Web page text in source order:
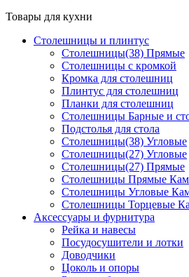
Товары для кухни
Столешницы и плинтус
Столешницы(38) Прямые
Столешницы с кромкой
Кромка для столешниц
Плинтус для столешниц
Планки для столешниц
Столешницы Барные и
Подстолья для стола
Столешницы(38) Угловые
Столешницы(27) Угловые
Столешницы(27) Прямые
Столешницы Прямые
Столешницы Угловые
Столешницы Торцевые
Аксессуары и фурнитура
Рейка и навесы
Посудосушители и лотки
Доводчики
Цоколь и опоры